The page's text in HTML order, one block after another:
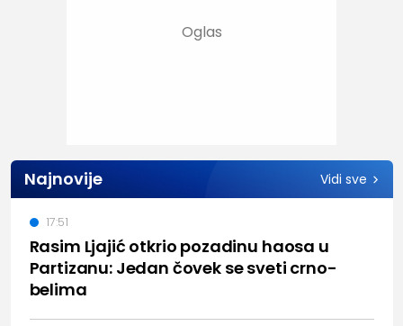
Najnovije Vidi sve
Rasim Ljajić otkrio pozadinu haosa u
Partizanu: Jedan čovek se sveti crno-
belima
17:51